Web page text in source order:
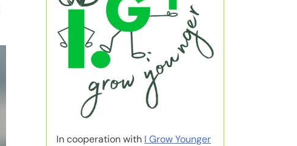
In cooperation with I Grow Younger